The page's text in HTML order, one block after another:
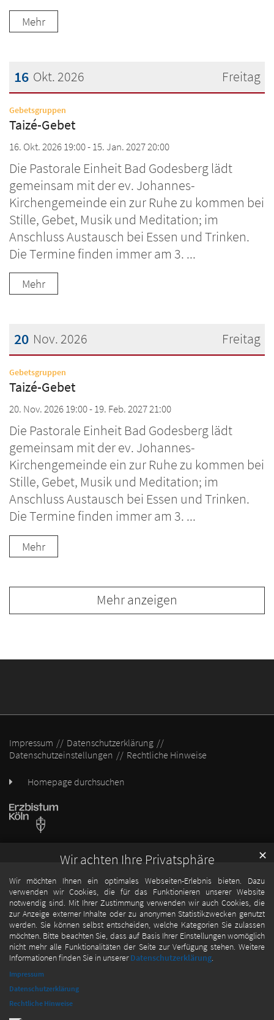
Wir achten Ihre Privatsphäre
Wir möchten Ihnen ein optimales Webseiten-Erlebnis bieten. Dazu
verwenden wir Cookies, die für das Funktionieren unserer Website
notwendig sind. Mit Ihrer Zustimmung verwenden wir auch Cookies, die
zur Anzeige externer Inhalte oder zu anonymen Statistikzwecken genutzt
werden. Sie können selbst entscheiden, welche Kategorien Sie zulassen
möchten. Bitte beachten Sie, dass auf Basis Ihrer Einstellungen womöglich
nicht mehr alle Funktionalitäten der Seite zur Verfügung stehen. Weitere
Informationen finden Sie in unsererDatenschutzerklärung.
✕
Impressum
Datenschutzerklärung
Rechtliche Hinweise
Mehr
Freitag
16 Okt. 2026
Datum: 16. Oktober 2026
Gebetsgruppen
Taizé-Gebet
16. Okt. 2026 19:00 - 15. Jan. 2027 20:00
Die Pastorale Einheit Bad Godesberg lädt
gemeinsam mit der ev. Johannes-
Kirchengemeinde ein zur Ruhe zu kommen bei
Stille, Gebet, Musik und Meditation; im
Anschluss Austausch bei Essen und Trinken.
Die Termine finden immer am 3. ...
Mehr
Freitag
20 Nov. 2026
Datum: 20. November 2026
Gebetsgruppen
Taizé-Gebet
20. Nov. 2026 19:00 - 19. Feb. 2027 21:00
Die Pastorale Einheit Bad Godesberg lädt
gemeinsam mit der ev. Johannes-
Kirchengemeinde ein zur Ruhe zu kommen bei
Stille, Gebet, Musik und Meditation; im
Anschluss Austausch bei Essen und Trinken.
Die Termine finden immer am 3. ...
Mehr
Mehr anzeigen
Impressum
Datenschutzerklärung
Datenschutzeinstellungen
Rechtliche Hinweise
Homepage durchsuchen